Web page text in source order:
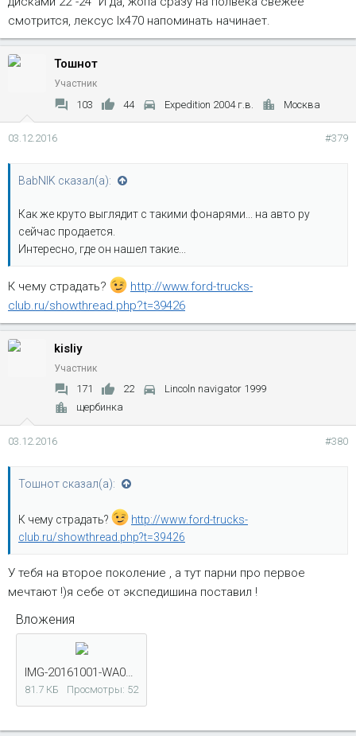
смотрится, лексус lx470 напоминать начинает.
Тошнот
Участник
103 44 Expedition 2004 г.в. Москва
03.12.2016 #379
BabNIK сказал(а):
Как же круто выглядит с такими фонарями... на авто ру
сейчас продается.
Интересно, где он нашел такие...
К чему страдать?
http://www.ford-trucks-
club.ru/showthread.php?t=39426
kisliy
Участник
171 22
Lincoln navigator 1999
щербинка
03.12.2016 #380
Тошнот сказал(а):
К чему страдать?
http://www.ford-trucks-
club.ru/showthread.php?t=39426
У тебя на второе поколение , а тут парни про первое
мечтают !)я себе от экспедишина поставил !
Вложения
IMG-20161001-WA0011.jpg
81.7 КБ Просмотры: 52